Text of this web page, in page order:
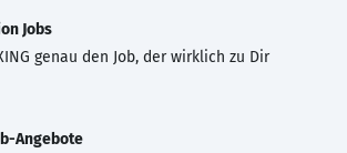
Jobs
genau den Job, der wirklich zu Dir
Angebote